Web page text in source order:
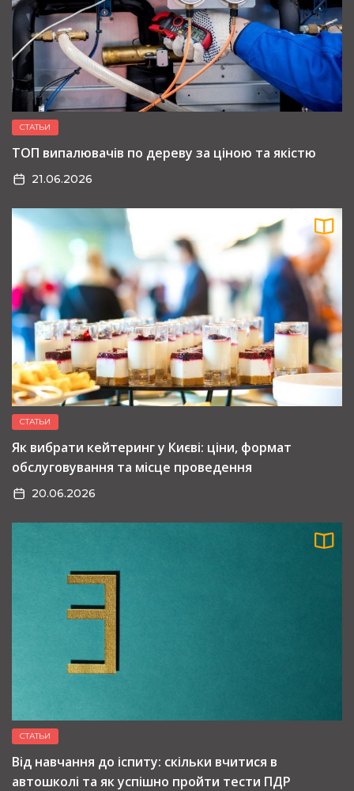
СТАТЬИ
ТОП випалювачів по дереву за ціною та якістю
21.06.2026
СТАТЬИ
Як вибрати кейтеринг у Києві: ціни, формат
обслуговування та місце проведення
20.06.2026
СТАТЬИ
Від навчання до іспиту: скільки вчитися в
автошколі та як успішно пройти тести ПДР